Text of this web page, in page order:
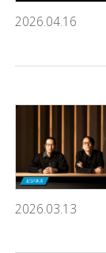
2026.04.16
2026.03.13